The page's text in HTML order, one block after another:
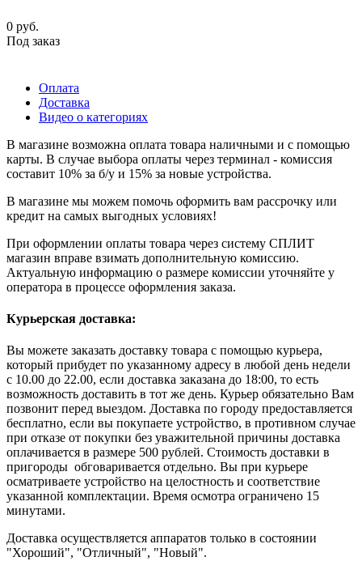
0 руб.
Под заказ
Оплата
Доставка
Видео о категориях
В магазине возможна оплата товара наличными и с помощью
карты. В случае выбора оплаты через терминал - комиссия
составит 10% за б/у и 15% за новые устройства.
В магазине мы можем помочь оформить вам рассрочку или
кредит на самых выгодных условиях!
При оформлении оплаты товара через систему СПЛИТ
магазин вправе взимать дополнительную комиссию.
Актуальную информацию о размере комиссии уточняйте у
оператора в процессе оформления заказа.
Курьерская доставка:
Вы можете заказать доставку товара с помощью курьера,
который прибудет по указанному адресу в любой день недели
с 10.00 до 22.00, если доставка заказана до 18:00, то есть
возможность доставить в тот же день. Курьер обязательно Вам
позвонит перед выездом. Доставка по городу предоставляется
бесплатно, если вы покупаете устройство, в противном случае
при отказе от покупки без уважительной причины доставка
оплачивается в размере 500 рублей. Стоимость доставки в
пригороды обговаривается отдельно. Вы при курьере
осматриваете устройство на целостность и соответствие
указанной комплектации. Время осмотра ограничено 15
минутами.
Доставка осуществляется аппаратов только в состоянии
"Хороший", "Отличный", "Новый".